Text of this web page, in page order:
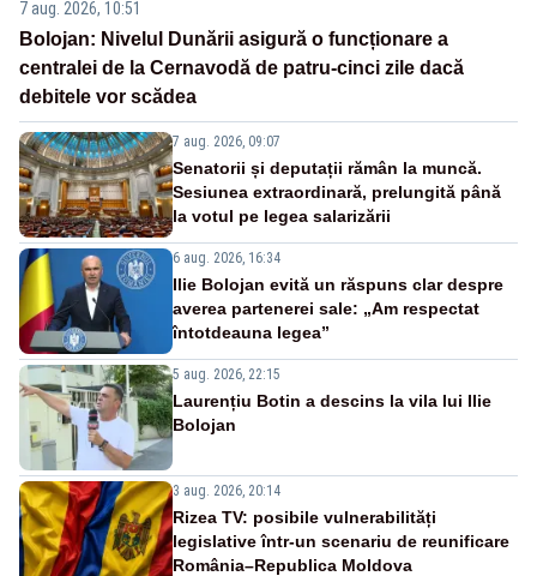
7 aug. 2026, 10:51
Bolojan: Nivelul Dunării asigură o funcționare a
centralei de la Cernavodă de patru-cinci zile dacă
debitele vor scădea
7 aug. 2026, 09:07
Senatorii și deputații rămân la muncă.
Sesiunea extraordinară, prelungită până
la votul pe legea salarizării
6 aug. 2026, 16:34
Ilie Bolojan evită un răspuns clar despre
averea partenerei sale: „Am respectat
întotdeauna legea”
5 aug. 2026, 22:15
Laurențiu Botin a descins la vila lui Ilie
Bolojan
3 aug. 2026, 20:14
Rizea TV: posibile vulnerabilități
legislative într-un scenariu de reunificare
România–Republica Moldova